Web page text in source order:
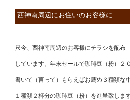
西神南周辺にお住いのお客様に
只今、西神南周辺のお客様にチラシを配布
しています。年末セールで珈琲豆（粉）２
書いて（言って）もらえばお薦め３種類な
１種類２杯分の珈琲豆（粉）を進呈致します